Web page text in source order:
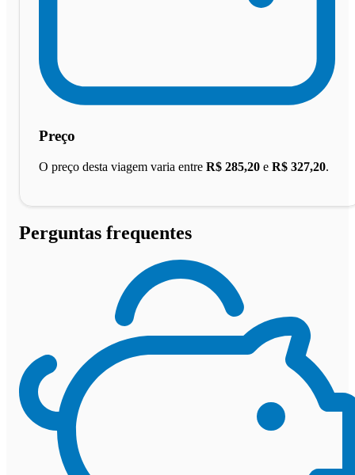
Preço
O preço desta viagem varia entre R$ 285,20 e R$ 327,20.
Perguntas frequentes